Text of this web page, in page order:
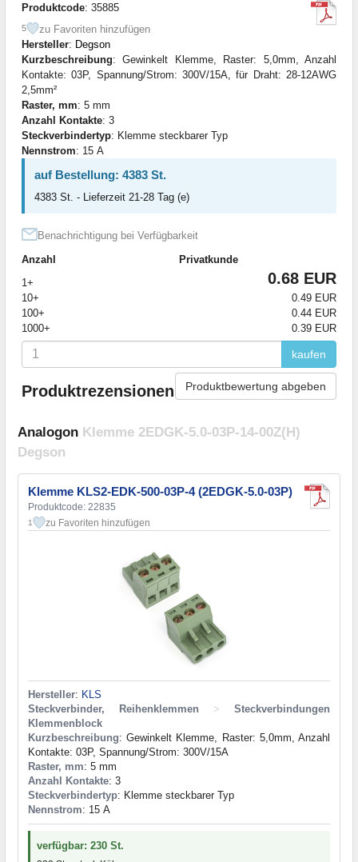
Produktcode: 35885
5
zu Favoriten hinzufügen
Hersteller: Degson
Kurzbeschreibung: Gewinkelt Klemme, Raster: 5,0mm, Anzahl
Kontakte: 03P, Spannung/Strom: 300V/15A, für Draht: 28-12AWG
2,5mm²
Raster, mm: 5 mm
Anzahl Kontakte: 3
Steckverbindertyp: Klemme steckbarer Typ
Nennstrom: 15 А
auf Bestellung: 4383 St.
4383 St. - Lieferzeit 21-28 Tag (e)
Benachrichtigung bei Verfügbarkeit
Anzahl
Privatkunde
1+
0.68 EUR
10+
0.49 EUR
100+
0.44 EUR
1000+
0.39 EUR
kaufen
Produktrezensionen Produktbewertung abgeben
Analogon Klemme 2EDGK-5.0-03P-14-00Z(H)
Degson
Klemme KLS2-EDK-500-03P-4 (2EDGK-5.0-03P)
Produktcode: 22835
1 zu Favoriten hinzufügen
Hersteller: KLS
Steckverbinder, Reihenklemmen
>
Steckverbindungen
Klemmenblock
Kurzbeschreibung: Gewinkelt Klemme, Raster: 5,0mm, Anzahl
Kontakte: 03P, Spannung/Strom: 300V/15A
Raster, mm: 5 mm
Anzahl Kontakte: 3
Steckverbindertyp: Klemme steckbarer Typ
Nennstrom: 15 А
verfügbar: 230 St.